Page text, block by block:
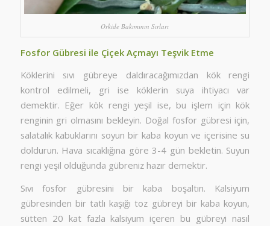
Orkide Bakımının Sırları
Fosfor Gübresi ile Çiçek Açmayı Teşvik Etme
Köklerini sıvı gübreye daldıracağımızdan kök rengi
kontrol edilmeli, gri ise köklerin suya ihtiyacı var
demektir. Eğer kök rengi yeşil ise, bu işlem için kök
renginin gri olmasını bekleyin. Doğal fosfor gübresi için,
salatalık kabuklarını soyun bir kaba koyun ve içerisine su
doldurun. Hava sıcaklığına göre 3-4 gün bekletin. Suyun
rengi yeşil olduğunda gübreniz hazır demektir.
Sıvı fosfor gübresini bir kaba boşaltın. Kalsiyum
gübresinden bir tatlı kaşığı toz gübreyi bir kaba koyun,
sütten 20 kat fazla kalsiyum içeren bu gübreyi nasıl